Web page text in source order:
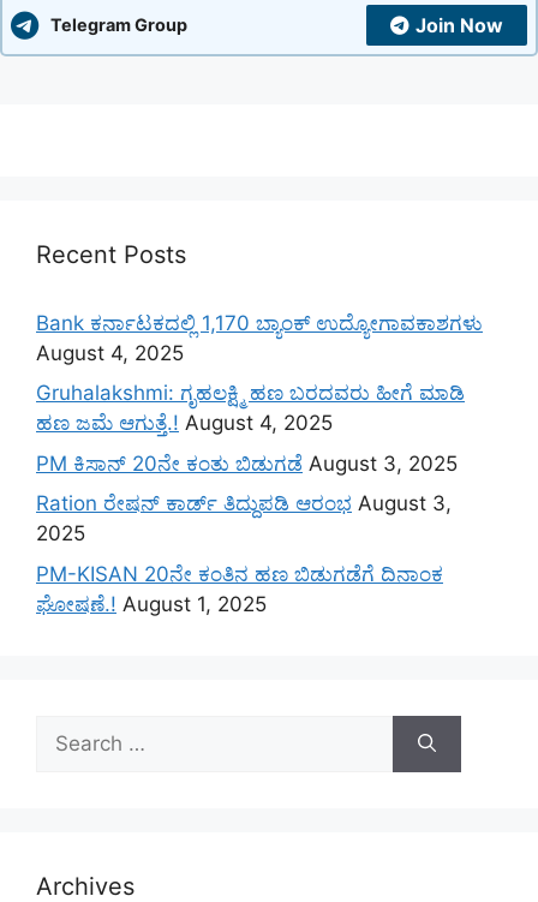
Telegram Group Join Now
Recent Posts
Bank ಕರ್ನಾಟಕದಲ್ಲಿ 1,170 ಬ್ಯಾಂಕ್ ಉದ್ಯೋಗಾವಕಾಶಗಳು
August 4, 2025
Gruhalakshmi: ಗೃಹಲಕ್ಷ್ಮಿ ಹಣ ಬರದವರು ಹೀಗೆ ಮಾಡಿ
ಹಣ ಜಮೆ‌ ಆಗುತ್ತೆ.! August 4, 2025
PM ಕಿಸಾನ್ 20ನೇ ಕಂತು ಬಿಡುಗಡೆ August 3, 2025
Ration ರೇಷನ್ ಕಾರ್ಡ್ ತಿದ್ದುಪಡಿ ಆರಂಭ August 3,
2025
PM-KISAN 20ನೇ ಕಂತಿನ ಹಣ ಬಿಡುಗಡೆಗೆ ದಿನಾಂಕ
ಘೋಷಣೆ.! August 1, 2025
for:
Archives